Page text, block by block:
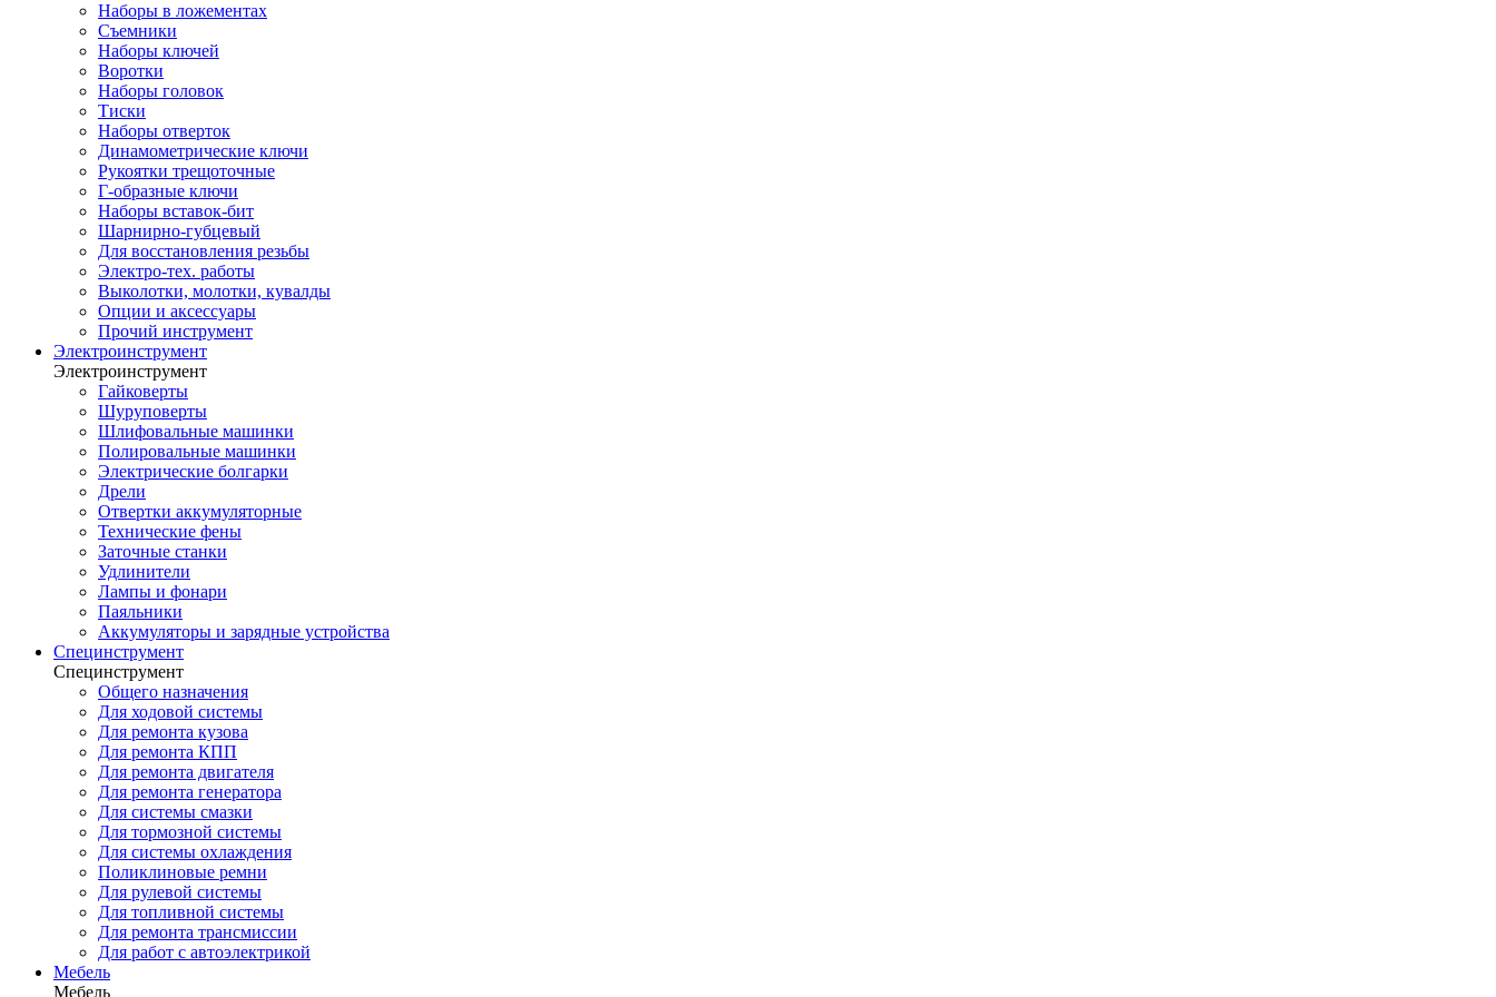
Наборы в ложементах
Съемники
Наборы ключей
Воротки
Наборы головок
Тиски
Наборы отверток
Динамометрические ключи
Рукоятки трещоточные
Г-образные ключи
Наборы вставок-бит
Шарнирно-губцевый
Для восстановления резьбы
Электро-тех. работы
Выколотки, молотки, кувалды
Опции и аксессуары
Прочий инструмент
Электроинструмент
Электроинструмент
Гайковерты
Шуруповерты
Шлифовальные машинки
Полировальные машинки
Электрические болгарки
Дрели
Отвертки аккумуляторные
Технические фены
Заточные станки
Удлинители
Лампы и фонари
Паяльники
Аккумуляторы и зарядные устройства
Специнструмент
Специнструмент
Общего назначения
Для ходовой системы
Для ремонта кузова
Для ремонта КПП
Для ремонта двигателя
Для ремонта генератора
Для системы смазки
Для тормозной системы
Для системы охлаждения
Поликлиновые ремни
Для рулевой системы
Для топливной системы
Для ремонта трансмиссии
Для работ с автоэлектрикой
Мебель
Мебель